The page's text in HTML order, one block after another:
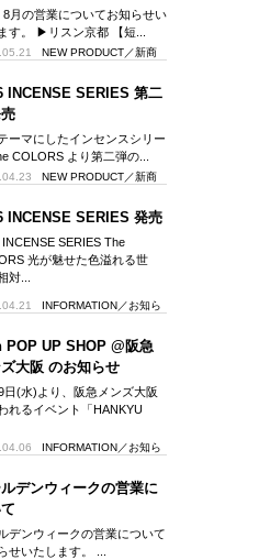
8月の営業についてお知らせい
す。 ▶︎リスン京都 【短...
NEW PRODUCT／新商
INCENSE SERIES 第二
ーマにしたインセンスシリー
COLORS より第二弾の...
NEW PRODUCT／新商
INCENSE SERIES 発売
SERIES The
光が魅せた色溢れる世
対...
INFORMATION／お知ら
POP UP SHOP @阪急
ズ大阪 のお知らせ
日(水)より、阪急メンズ大阪
れるイベント「HANKYU
INFORMATION／お知ら
デンウィークの営業に
デンウィークの営業について
せいたします。 ...